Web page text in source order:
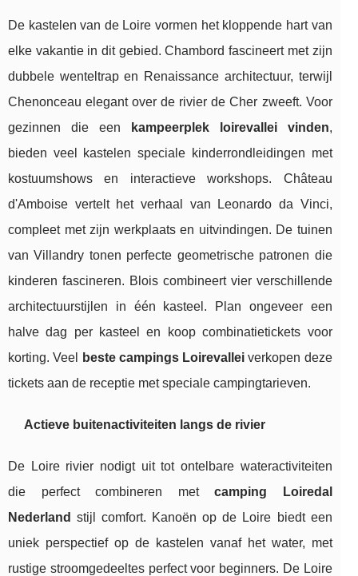
De kastelen van de Loire vormen het kloppende hart van
elke vakantie in dit gebied. Chambord fascineert met zijn
dubbele wenteltrap en Renaissance architectuur, terwijl
Chenonceau elegant over de rivier de Cher zweeft. Voor
gezinnen die een
kampeerplek loirevallei vinden,
bieden veel kastelen speciale kinderrondleidingen met
kostuumshows en interactieve workshops. Château
d'Amboise vertelt het verhaal van Leonardo da Vinci,
compleet met zijn werkplaats en uitvindingen. De tuinen
van Villandry tonen perfecte geometrische patronen die
kinderen fascineren. Blois combineert vier verschillende
architectuurstijlen in één kasteel. Plan ongeveer een
halve dag per kasteel en koop combinatietickets voor
korting. Veel
beste campings Loirevallei verkopen deze
tickets aan de receptie met speciale campingtarieven.
Actieve buitenactiviteiten langs de rivier
De Loire rivier nodigt uit tot ontelbare wateractiviteiten
die perfect combineren metcamping Loiredal
Nederland stijl comfort. Kanoën op de Loire biedt een
uniek perspectief op de kastelen vanaf het water, met
rustige stroomgedeeltes perfect voor beginners. De Loire